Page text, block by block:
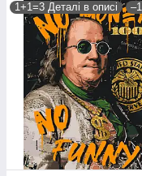
1+1=3 Деталі в описі